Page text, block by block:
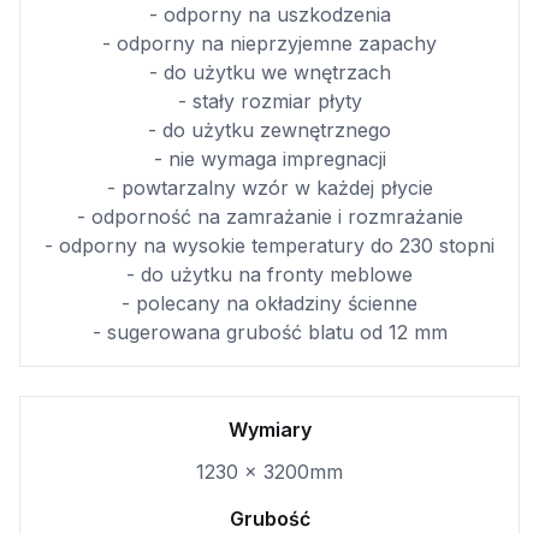
- odporny na uszkodzenia
- odporny na nieprzyjemne zapachy
- do użytku we wnętrzach
- stały rozmiar płyty
- do użytku zewnętrznego
- nie wymaga impregnacji
- powtarzalny wzór w każdej płycie
- odporność na zamrażanie i rozmrażanie
- odporny na wysokie temperatury do 230 stopni
- do użytku na fronty meblowe
- polecany na okładziny ścienne
- sugerowana grubość blatu od 12 mm
Wymiary
1230 × 3200mm
Grubość